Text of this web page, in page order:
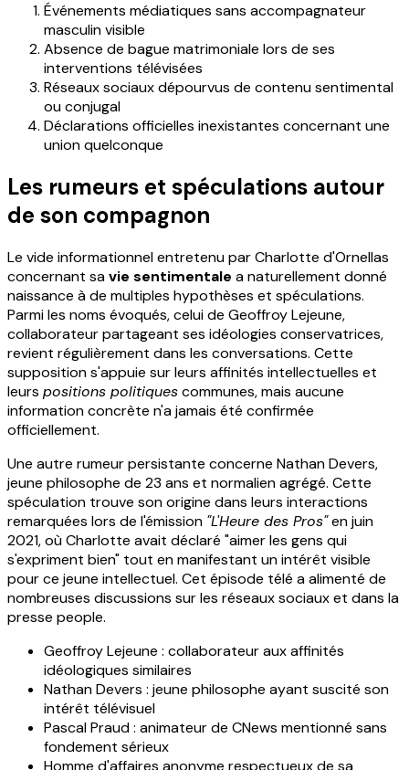
Événements médiatiques sans accompagnateur
masculin visible
Absence de bague matrimoniale lors de ses
interventions télévisées
Réseaux sociaux dépourvus de contenu sentimental
ou conjugal
Déclarations officielles inexistantes concernant une
union quelconque
Les rumeurs et spéculations autour
de son compagnon
Le vide informationnel entretenu par Charlotte d'Ornellas
concernant savie sentimentale a naturellement donné
naissance à de multiples hypothèses et spéculations.
Parmi les noms évoqués, celui de Geoffroy Lejeune,
collaborateur partageant ses idéologies conservatrices,
revient régulièrement dans les conversations. Cette
supposition s'appuie sur leurs affinités intellectuelles et
leurs positions politiquescommunes, mais aucune
information concrète n'a jamais été confirmée
officiellement.
Une autre rumeur persistante concerne Nathan Devers,
jeune philosophe de 23 ans et normalien agrégé. Cette
spéculation trouve son origine dans leurs interactions
remarquées lors de l'émission "L'Heure des Pros"en juin
2021, où Charlotte avait déclaré "aimer les gens qui
s'expriment bien" tout en manifestant un intérêt visible
pour ce jeune intellectuel. Cet épisode télé a alimenté de
nombreuses discussions sur les réseaux sociaux et dans la
presse people.
Geoffroy Lejeune : collaborateur aux affinités
idéologiques similaires
Nathan Devers : jeune philosophe ayant suscité son
intérêt télévisuel
Pascal Praud : animateur de CNews mentionné sans
fondement sérieux
Homme d'affaires anonyme respectueux de sa